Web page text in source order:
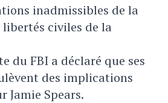
inadmissibles de la
civiles de la
du FBI a déclaré que ses
des implications
Jamie Spears.